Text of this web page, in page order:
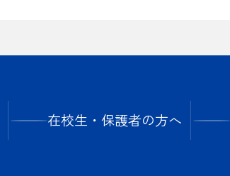
在校生・保護者の方へ